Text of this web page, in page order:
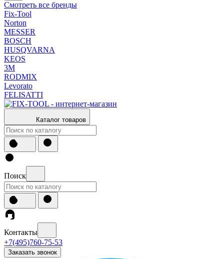
Смотреть все бренды
Fix-Tool
Norton
MESSER
BOSCH
HUSQVARNA
KEOS
3М
RODMIX
Levorato
FELISATTI
Каталог товаров
Поиск
Контакты
+7(495)760-75-53
Заказать звонок